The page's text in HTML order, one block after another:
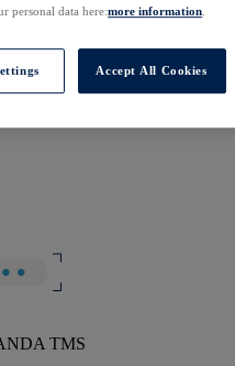
TMS
personal data here:more information
Accept All Cookies